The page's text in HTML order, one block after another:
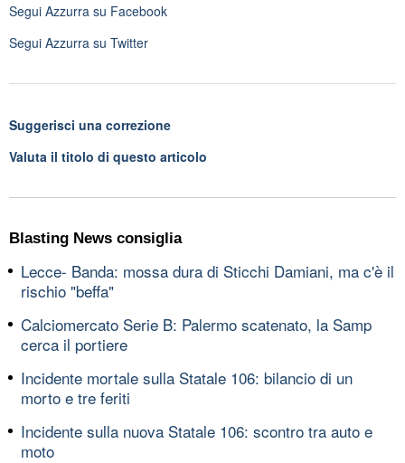
Segui Azzurra su Facebook
Segui Azzurra su Twitter
Suggerisci una correzione
Valuta il titolo di questo articolo
Blasting News consiglia
Lecce- Banda: mossa dura di Sticchi Damiani, ma c'è il
rischio "beffa"
Calciomercato Serie B: Palermo scatenato, la Samp
cerca il portiere
Incidente mortale sulla Statale 106: bilancio di un
morto e tre feriti
Incidente sulla nuova Statale 106: scontro tra auto e
moto